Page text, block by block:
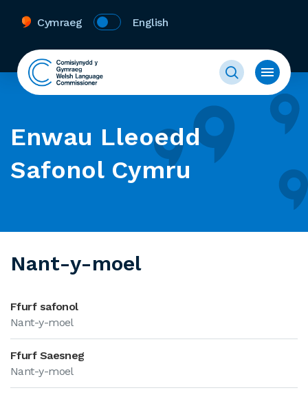
Cymraeg English
Enwau Lleoedd
Safonol Cymru
Nant-y-moel
Ffurf safonol
Nant-y-moel
Ffurf Saesneg
Nant-y-moel